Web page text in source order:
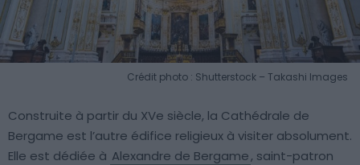
Crédit photo : Shutterstock – Takashi Images
Construite à partir du XVe siècle, la Cathédrale de
Bergame est l’autre édifice religieux à visiter absolument.
Elle est dédiée à Alexandre de Bergame, saint-patron